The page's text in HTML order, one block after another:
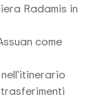
Radamis in
come